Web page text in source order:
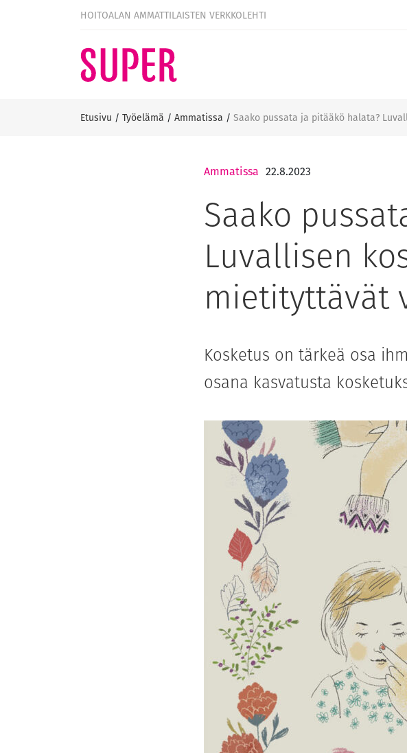
HOITOALAN AMMATTILAISTEN VERKKOLEHTI
Etusivu / Työelämä / Ammatissa / Saako pussata ja pitääkö halata?
Ammatissa 22.8.2023
Saako
Luvallisen
mietityttävät
Kosketus on tärkeä osa
osana kasvatusta